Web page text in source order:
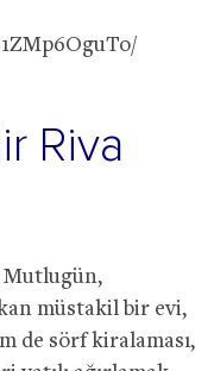
Riva
Mutlugün,
müstakil bir evi,
de sörf kiralaması,